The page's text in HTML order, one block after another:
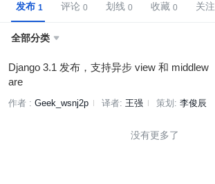
发布 评论 划线 收藏 关注
全部分类 
Django 3.1 发布，支持异步 view 和 middlew
are
作者 : Geek_wsnj2p 译者: 王强 策划: 李俊辰
没有更多了